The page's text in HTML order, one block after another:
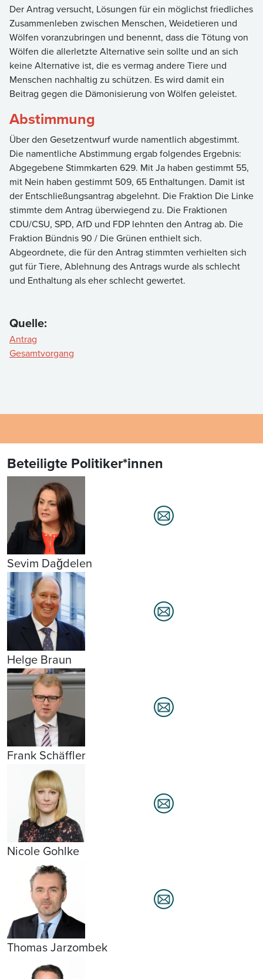
Der Antrag versucht, Lösungen für ein möglichst friedliches
Zusammenleben zwischen Menschen, Weidetieren und
Wölfen voranzubringen und benennt, dass die Tötung von
Wölfen die allerletzte Alternative sein sollte und an sich
keine Alternative ist, die es vermag andere Tiere und
Menschen nachhaltig zu schützen. Es wird damit ein
Beitrag gegen die Dämonisierung von Wölfen geleistet.
Abstimmung
Über den Gesetzentwurf wurde namentlich abgestimmt.
Die namentliche Abstimmung ergab folgendes Ergebnis:
Abgegebene Stimmkarten 629. Mit Ja haben gestimmt 55,
mit Nein haben gestimmt 509, 65 Enthaltungen. Damit ist
der Entschließungsantrag abgelehnt. Die Fraktion Die Linke
stimmte dem Antrag überwiegend zu. Die Fraktionen
CDU/CSU, SPD, AfD und FDP lehnten den Antrag ab. Die
Fraktion Bündnis 90 / Die Grünen enthielt sich.
Abgeordnete, die für den Antrag stimmten verhielten sich
gut für Tiere, Ablehnung des Antrags wurde als schlecht
und Enthaltung als eher schlecht gewertet.
Quelle:
Antrag
Gesamtvorgang
Beteiligte Politiker*innen
Sevim Dağdelen
Helge Braun
Frank Schäffler
Nicole Gohlke
Thomas Jarzombek